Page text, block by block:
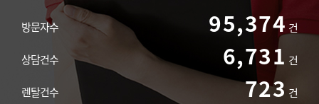
방문자수 95,374 건
상담건수 6,731 건
렌탈건수 723 건